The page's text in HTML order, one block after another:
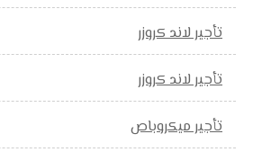
تأجير لاند كروزر
تأجير لاند كروزر
تأجير ميكروباص